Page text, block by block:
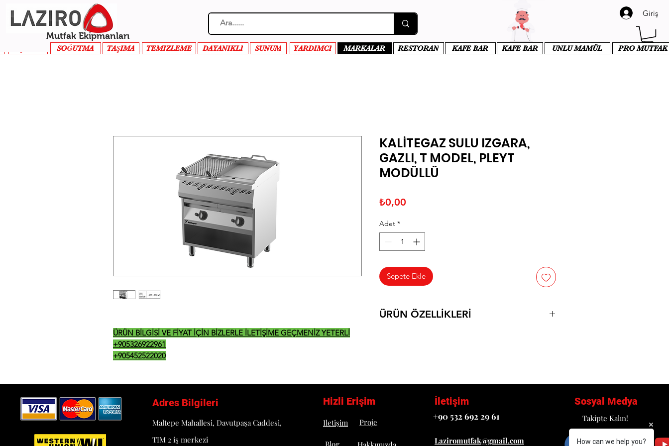
Mutfak Ekipmanları
Giriş
SOĞUTMA TAŞIMA TEMIZLEME DAYANIKLI SUNUM YARDIMCI MARKALAR RESTORAN KAFE BAR KAFE BAR UNLU MAMÜL PRO MUTFAK
ÜRÜN BİLGİSİ VE FİYAT İÇİN BİZLERLE İLETİŞİME GEÇMENİZ YETERLİ
+905326922961
+905452522020
KALİTEGAZ SULU IZGARA,
GAZLI, T MODEL, PLEYT
MODÜLLÜ
₺0,00
Adet *
Sepete Ekle
ÜRÜN ÖZELLİKLERİ
• Özel tasarım ızgara sayesinde pişirme esnasında
seviyede tutulur
Adres Bilgileri
Maltepe Mahallesi, Davutpaşa Caddesi,
TIM 2 iş merkezi
Hizli Erişim İletişim
Iletişim Proje
+90 532 692 29 61
Laziromutfak@gmail.com
Sosyal Medya
Takipte Kalın!
How can we help you?